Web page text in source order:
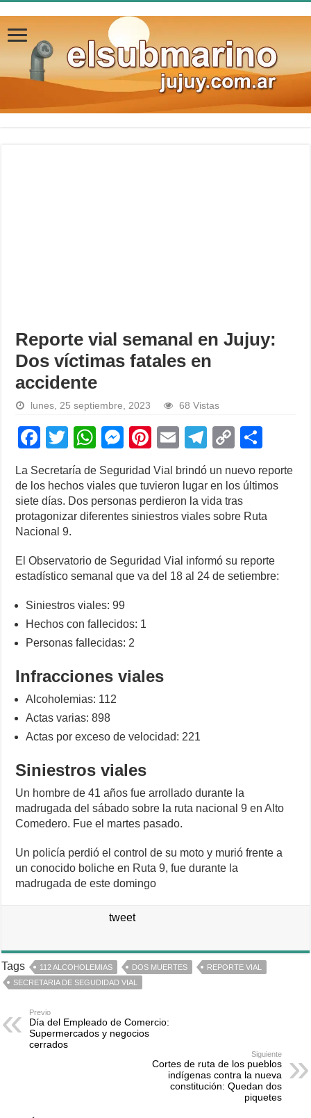
Reporte vial semanal en Jujuy:
Dos víctimas fatales en
accidente
lunes, 25 septiembre, 2023 68 Vistas
F
c
e
b
o
T
wi
tt
er
W
h
at
s
A
p
M
e
ss
e
n
er
Pi
nt
er
e
st
E
m
ail
T
e
gr
a
C
p
y
Li
k
ar
La Secretaría de Seguridad Vial brindó un nuevo reporte
de los hechos viales que tuvieron lugar en los últimos
siete días. Dos personas perdieron la vida tras
protagonizar diferentes siniestros viales sobre Ruta
Nacional 9.
El Observatorio de Seguridad Vial informó su reporte
estadístico semanal que va del 18 al 24 de setiembre:
Siniestros viales: 99
Hechos con fallecidos: 1
Personas fallecidas: 2
Infracciones viales
Alcoholemias: 112
Actas varias: 898
Actas por exceso de velocidad: 221
Siniestros viales
Un hombre de 41 años fue arrollado durante la
madrugada del sábado sobre la ruta nacional 9 en Alto
Comedero. Fue el martes pasado.
Un policía perdió el control de su moto y murió frente a
un conocido boliche en Ruta 9, fue durante la
madrugada de este domingo
tweet
Tags 112 ALCOHOLEMIAS DOS MUERTES
REPORTE VIAL
SECRETARIA DE SEGUDIDAD VIAL
Previo
Día del Empleado de Comercio:
Supermercados y negocios
cerrados
Siguiente
Cortes de ruta de los pueblos
indígenas contra la nueva
constitución: Quedan dos
piquetes